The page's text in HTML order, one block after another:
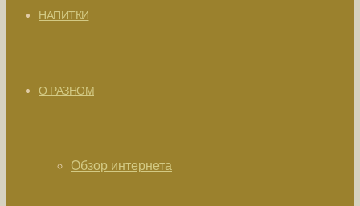
НАПИТКИ
О РАЗНОМ
Обзор интернета